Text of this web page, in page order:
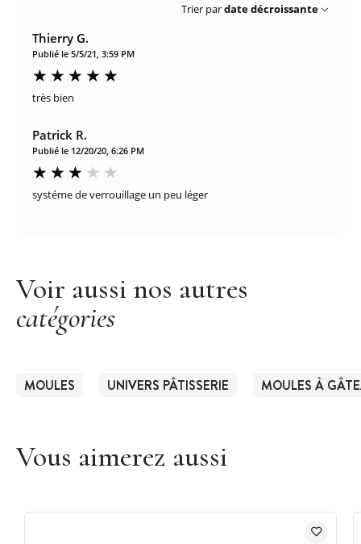
Trier pardate décroissante
Thierry G.
Publié le 5/5/21, 3:59 PM
très bien
Patrick R.
Publié le 12/20/20, 6:26 PM
systéme de verrouillage un peu léger
Voir aussi nos autres
catégories
MOULES UNIVERS PÂTISSERIE MOULES À
Vous aimerez aussi